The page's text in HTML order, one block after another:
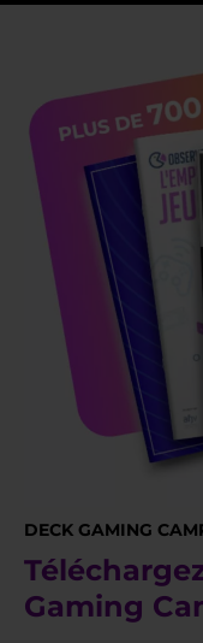
DECK GAMING
Gaming